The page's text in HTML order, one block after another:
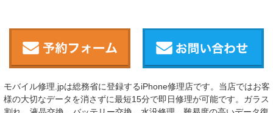
モバイル修理.jpは総務省に登録するiPhone修理店です。当店ではお客
様の大切なデータを消さずに最短15分で即日修理が可能です。ガラス